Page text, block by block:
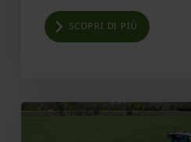
SCOPRI DI PIÙ